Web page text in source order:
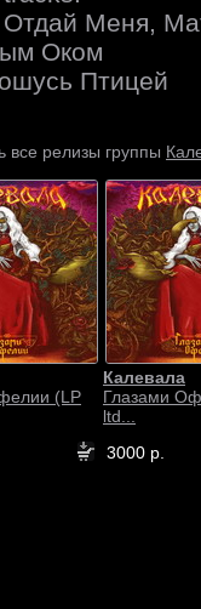
Отдай Меня,
Оком
Птицей
все релизы группы
(LP
Калевала
Глазами
ltd...
3000 р.